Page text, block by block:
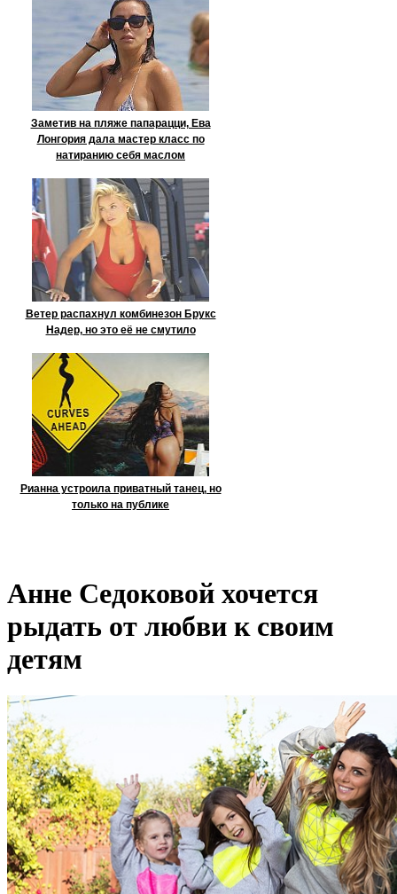
Заметив на пляже папарацци, Ева
Лонгория дала мастер класс по
натиранию себя маслом
Ветер распахнул комбинезон Брукс
Надер, но это её не смутило
Рианна устроила приватный танец, но
только на публике
Анне Седоковой хочется
рыдать от любви к своим
детям